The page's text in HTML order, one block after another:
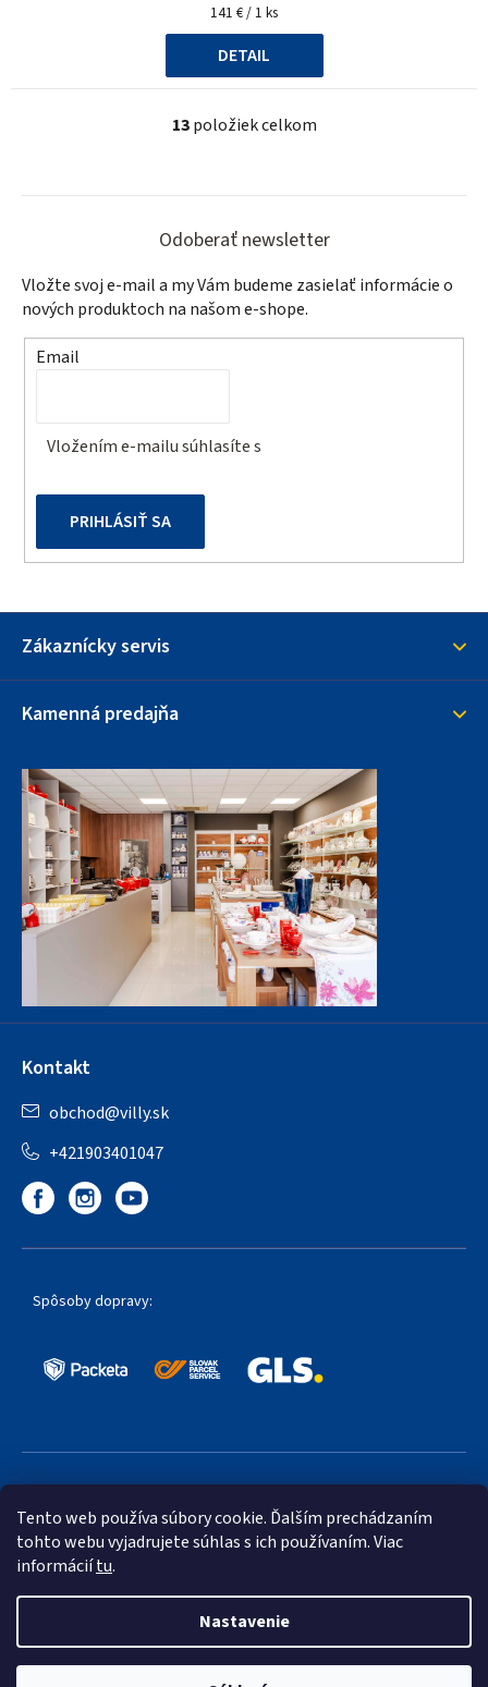
Tento web používa súbory cookie. Ďalším prechádzaním
tohto webu vyjadrujete súhlas s ich používaním. Viac
informáciítu.
Nastavenie
Jednotková
cena:
141 € / 1 ks
DETAIL
O
l
d
c
i
e
k
p
s
13položiek celkom
Odoberať newsletter
Vložte svoj e-mail a my Vám budeme zasielať informácie o
nových produktoch na našom e-shope.
Email
Vložením e-mailu súhlasíte s
PRIHLÁSIŤ SA
Zákaznícky servis
Kamenná predajňa
Kontakt
obchod@villy.sk
+421903401047
Spôsoby dopravy:
Vytvoril Shoptet Premium